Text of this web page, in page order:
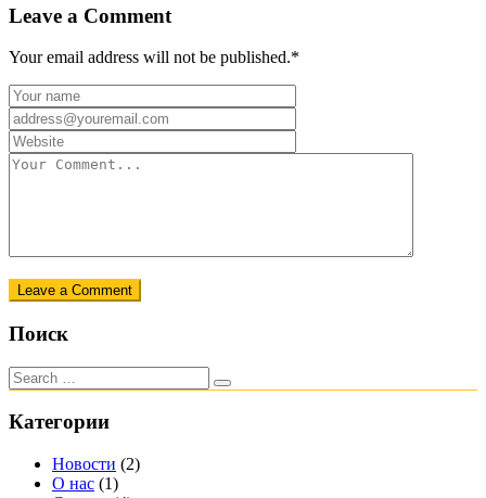
Leave a Comment
Your email address will not be published.*
Leave a Comment
Поиск
Категории
Новости (2)
О нас (1)